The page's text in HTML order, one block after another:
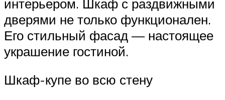
интерьером. Шкаф с раздвижными
дверями не только функционален.
Его стильный фасад — настоящее
украшение гостиной.
Шкаф-купе во всю стену